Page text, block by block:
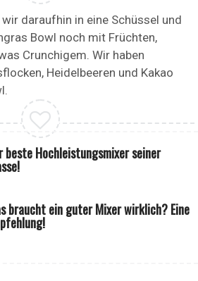
daraufhin in eine Schüssel und
Bowl noch mit Früchten,
Crunchigem. Wir haben
Heidelbeeren und Kakao
beste Hochleistungsmixer seiner
braucht ein guter Mixer wirklich? Eine